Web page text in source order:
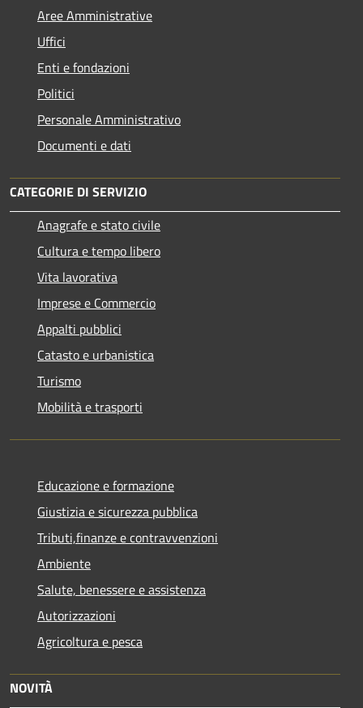
Aree Amministrative
Uffici
Enti e fondazioni
Politici
Personale Amministrativo
Documenti e dati
CATEGORIE DI SERVIZIO
Anagrafe e stato civile
Cultura e tempo libero
Vita lavorativa
Imprese e Commercio
Appalti pubblici
Catasto e urbanistica
Turismo
Mobilità e trasporti
Educazione e formazione
Giustizia e sicurezza pubblica
Tributi,finanze e contravvenzioni
Ambiente
Salute, benessere e assistenza
Autorizzazioni
Agricoltura e pesca
NOVITÀ